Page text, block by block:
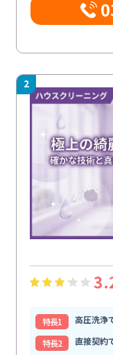
2
特⻑1
高圧洗浄
特⻑2
直接契約